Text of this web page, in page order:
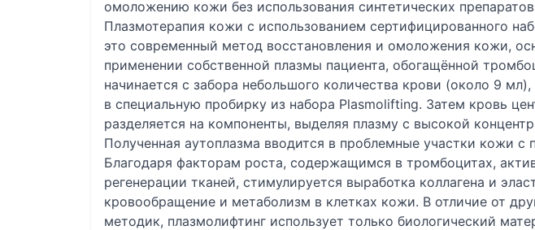
омоложению кожи без использования синтетических
Плазмотерапия кожи с использованием сертифицированного
это современный метод восстановления и омоложения кожи,
применении собственной плазмы пациента, обогащённой
начинается с забора небольшого количества крови (около 9
в специальную пробирку из набора Plasmolifting. Затем кровь
разделяется на компоненты, выделяя плазму с высокой
Полученная аутоплазма вводится в проблемные участки кожи с
Благодаря факторам роста, содержащимся в тромбоцитах,
регенерации тканей, стимулируется выработка коллагена и
кровообращение и метаболизм в клетках кожи. В отличие от
методик, плазмолифтинг использует только биологический